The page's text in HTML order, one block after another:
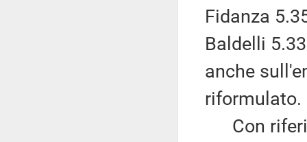
Fidanza
Baldelli
anche
riformulato.
Con